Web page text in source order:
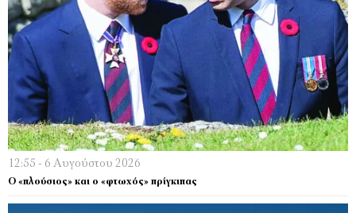
12:55 - 6 Αυγούστου 2026
Ο «πλούσιος» και ο «φτωχός» πρίγκιπας